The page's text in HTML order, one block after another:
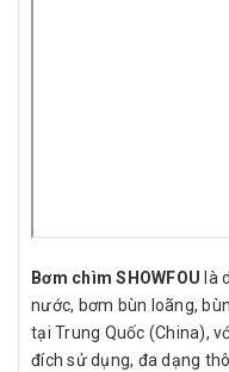
Bơm chìm SHOWFOU là
nước, bơm bùn loãng,
tại Trung Quốc (China),
đích sử dụng, đa dạng